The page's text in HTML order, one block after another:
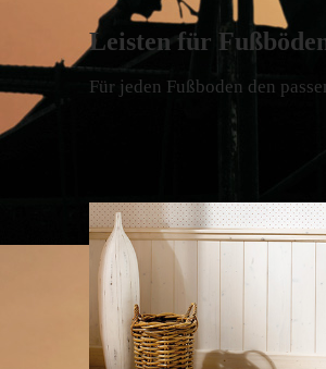
Leisten für
Für jeden Fußboden den